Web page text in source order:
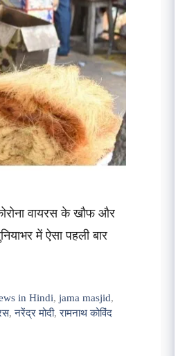
वायरस के खौफ और
में ऐसा पहली बार
in Hindi,jama masjid,
,नरेंद्र मोदी,रामनाथ कोविंद